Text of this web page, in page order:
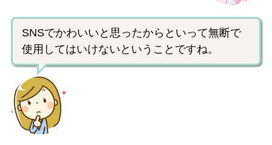
SNSでかわいいと思ったからといって無断で
使用してはいけないということですね。